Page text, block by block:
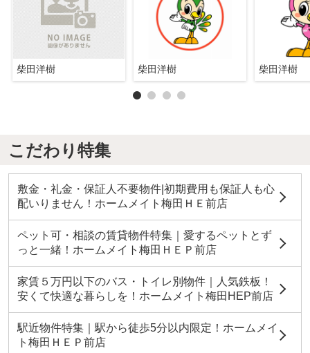
柴田洋樹 柴田洋樹 柴田洋樹
こだわり特集
敷金・礼金・保証人不要物件|初期費用も保証人も心
配いりません！ホームメイト梅田ＨＥ前店
ペット可・相談の賃貸物件特集｜愛するペットとず
っと一緒！ホームメイト梅田ＨＥＰ前店
家賃５万円以下のバス・トイレ別物件｜人気鉄板！
安くて快適な暮らしを！ホームメイト梅田HEP前店
駅近物件特集｜駅から徒歩5分以内限定！ホームメイ
ト梅田ＨＥＰ前店